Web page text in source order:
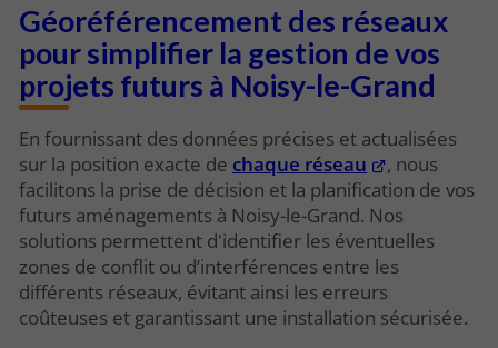
Géoréférencement des réseaux
pour simplifier la gestion de vos
projets futurs à Noisy-le-Grand
En fournissant des données précises et actualisées
sur la position exacte de chaque réseau
, nous
facilitons la prise de décision et la planification de vos
futurs aménagements à Noisy-le-Grand. Nos
solutions permettent d'identifier les éventuelles
zones de conflit ou d’interférences entre les
différents réseaux, évitant ainsi les erreurs
coûteuses et garantissant une installation sécurisée.